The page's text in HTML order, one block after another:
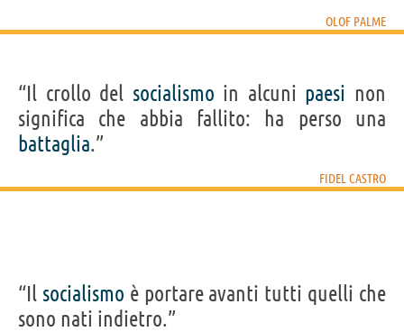
OLOF PALME
“Il crollo del socialismo in alcuni paesi non
significa che abbia fallito: ha perso una
battaglia.”
FIDEL CASTRO
“Il socialismo è portare avanti tutti quelli che
sono nati indietro.”